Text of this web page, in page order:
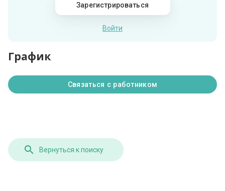
Зарегистрироваться
Войти
График
Связаться с работником
Вернуться к поиску